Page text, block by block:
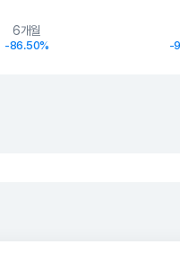
6개월
-86.50% -